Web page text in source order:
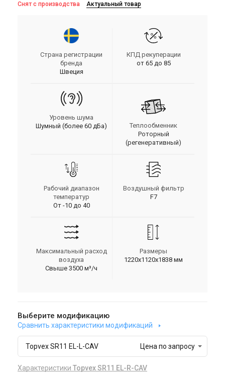
Снят с производства Актуальный товар
Страна регистрации
бренда
Швеция
КПД рекуперации
от 65 до 85
Уровень шума
Шумный (более 60 дБа)
Теплообменник
Роторный
(регенеративный)
Рабочий диапазон
температур
От -10 до 40
Воздушный фильтр
F7
Максимальный расход
воздуха
Свыше 3500 м³/ч
Размеры
1220x1120x1838 мм
Выберите модификацию
Сравнить характеристики модификаций
Topvex SR11 EL-L-CAV Цена по запросу
Характеристики Topvex SR11 EL-R-CAV